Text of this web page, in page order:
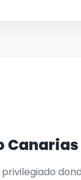
Canarias